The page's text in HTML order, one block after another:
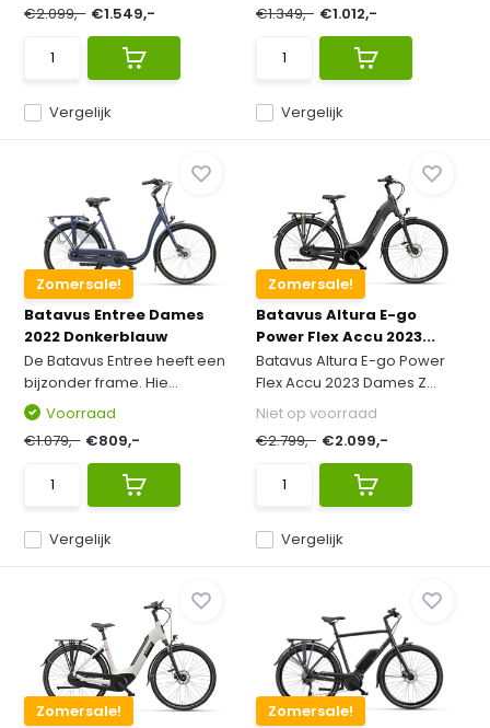
Vergelijk
€2.099,- €1.549,-
Vergelijk
€1.349,- €1.012,-
Zomersale!
Batavus Entree Dames
2022 Donkerblauw
De Batavus Entree heeft een
bijzonder frame. Hie...
Vergelijk
Voorraad
€1.079,- €809,-
Zomersale!
Batavus Altura E-go
Power Flex Accu 2023...
Batavus Altura E-go Power
Flex Accu 2023 Dames Z...
Vergelijk
Niet op voorraad
€2.799,- €2.099,-
Zomersale!
Zomersale!